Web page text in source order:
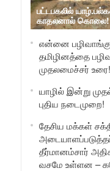
பட்டபகலில்
காதலனால்
என்னை
தமிழினத்தை
முதலமைச்சர் உரை!
யாழில் இன்று
புதிய நடைமுறை!
தேசிய மக்கள்
தீர்மானம்சார்
வசமே உள்ளன –